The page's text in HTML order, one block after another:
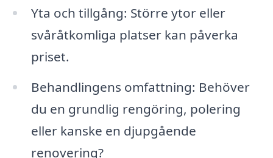
Yta och tillgång: Större ytor eller
svåråtkomliga platser kan påverka
priset.
Behandlingens omfattning: Behöver
du en grundlig rengöring, polering
eller kanske en djupgående
renovering?